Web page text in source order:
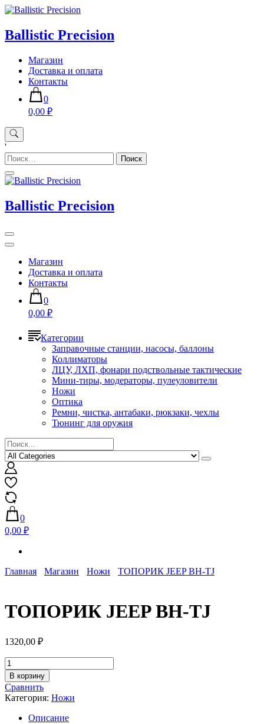
Skip
content
Ballistic Precision
Магазин
Доставка и оплата
Контакты
0
0,00 ₽
'
Найти:
Ballistic Precision
Магазин
Доставка и оплата
Контакты
0
0,00 ₽
Категории
Заправочные станции, насосы, баллоны
Коллиматоры
ЛЦУ, ЛХП, фонари подствольные тактические
Мини-тиры, модераторы, пулеуловители
Ножи
Оптика
Ремни, чистка, антабаки, рюкзаки, чехлы
Тюнинг для оружия
0
0,00 ₽
Главная Магазин Ножи ТОПОРИК JEEP BH-TJ
ТОПОРИК JEEP BH-TJ
1320,00 ₽
Количество
товара
ТОПОРИК
JEEP
BH-
В корзину
Сравнить
Категория: Ножи
Описание